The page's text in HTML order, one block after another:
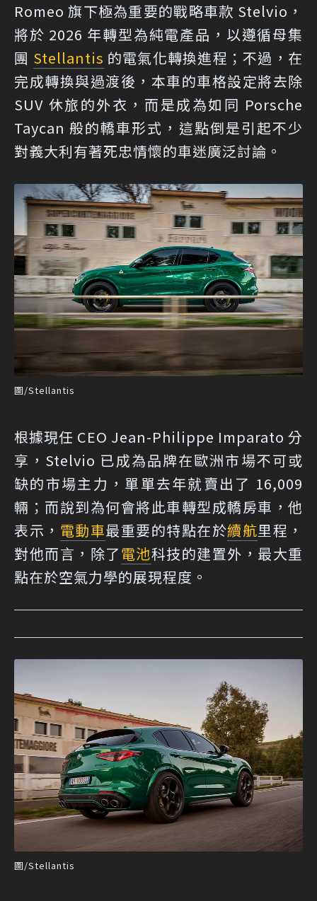
Romeo 旗下極為重要的戰略車款 Stelvio，
將於 2026 年轉型為純電產品，以遵循母集
團 Stellantis 的電氣化轉換進程；不過，在
完成轉換與過渡後，本車的車格設定將去除
SUV 休旅的外衣，而是成為如同 Porsche
Taycan 般的轎車形式，這點倒是引起不少
對義大利有著死忠情懷的車迷廣泛討論。
圖/Stellantis
根據現任 CEO Jean-Philippe Imparato 分
享，Stelvio 已成為品牌在歐洲市場不可或
缺的市場主力，單單去年就賣出了 16,009
輛；而說到為何會將此車轉型成轎房車，他
表示， 電動車最重要的特點在於續航里程，
對他而言，除了電池科技的建置外，最大重
點在於空氣力學的展現程度。
圖/Stellantis